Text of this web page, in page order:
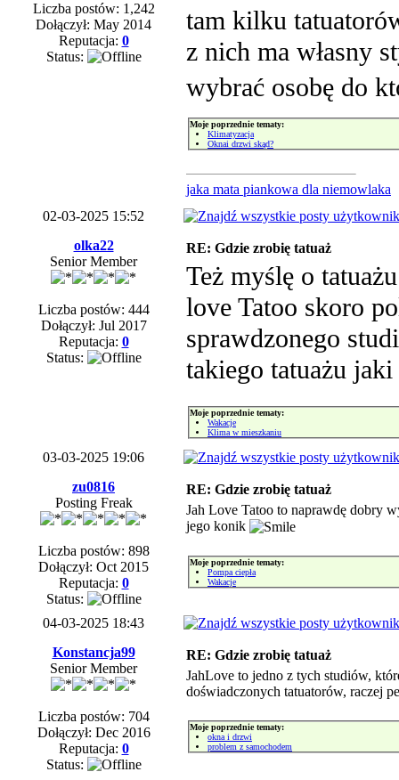
Liczba postów: 1,242
Dołączył: May 2014
Reputacja: 0
Status:
tam kilku
z nich ma własny
wybrać osobę do
Moje poprzednie tematy:
Klimatyzacja
Oknai drzwi skąd?
jaka mata piankowa dla niemowlaka
02-03-2025 15:52
olka22
Senior Member
Liczba postów: 444
Dołączył: Jul 2017
Reputacja: 0
Status:
RE: Gdzie zrobię tatuaż
Też myślę o
love Tatoo skoro
sprawdzonego
takiego tatuażu
Moje poprzednie tematy:
Wakacje
Klima w mieszkaniu
03-03-2025 19:06
zu0816
Posting Freak
Liczba postów: 898
Dołączył: Oct 2015
Reputacja: 0
Status:
RE: Gdzie zrobię tatuaż
Jah Love Tatoo to naprawdę dobry
jego konik
Moje poprzednie tematy:
Pompa ciepła
Wakacje
04-03-2025 18:43
Konstancja99
Senior Member
Liczba postów: 704
Dołączył: Dec 2016
Reputacja: 0
Status:
RE: Gdzie zrobię tatuaż
JahLove to jedno z tych studiów,
doświadczonych tatuatorów, raczej
Moje poprzednie tematy:
okna i drzwi
problem z samochodem